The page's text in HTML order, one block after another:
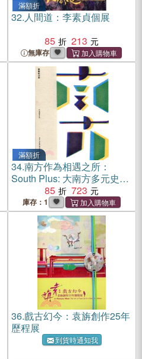
滿額折
32.人間道：李素貞個展
85
213
無庫存
滿額折
34.南方作為相遇之所：
South Plus: 大南方多元史觀
特藏室（I）
85 723
庫存：1
36.戲古幻今：袁旃創作25年
歷程展
到貨時通知我